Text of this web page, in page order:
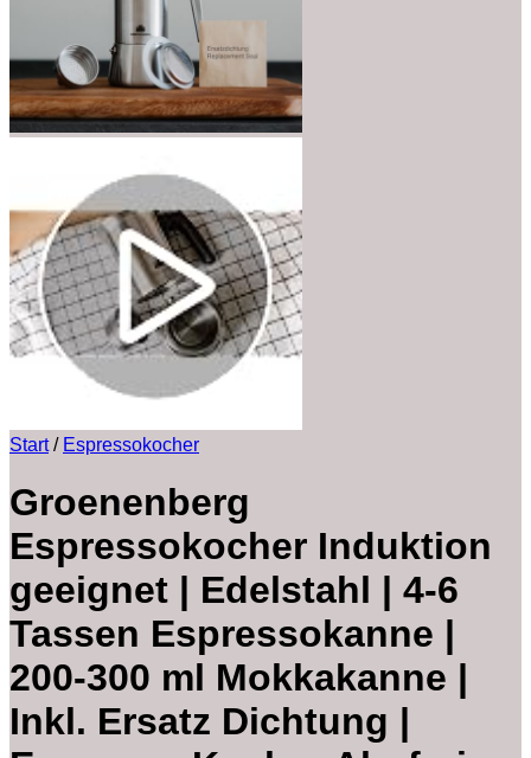
Start / Espressokocher
Groenenberg
Espressokocher Induktion
geeignet | Edelstahl | 4-6
Tassen Espressokanne |
200-300 ml Mokkakanne |
Inkl. Ersatz Dichtung |